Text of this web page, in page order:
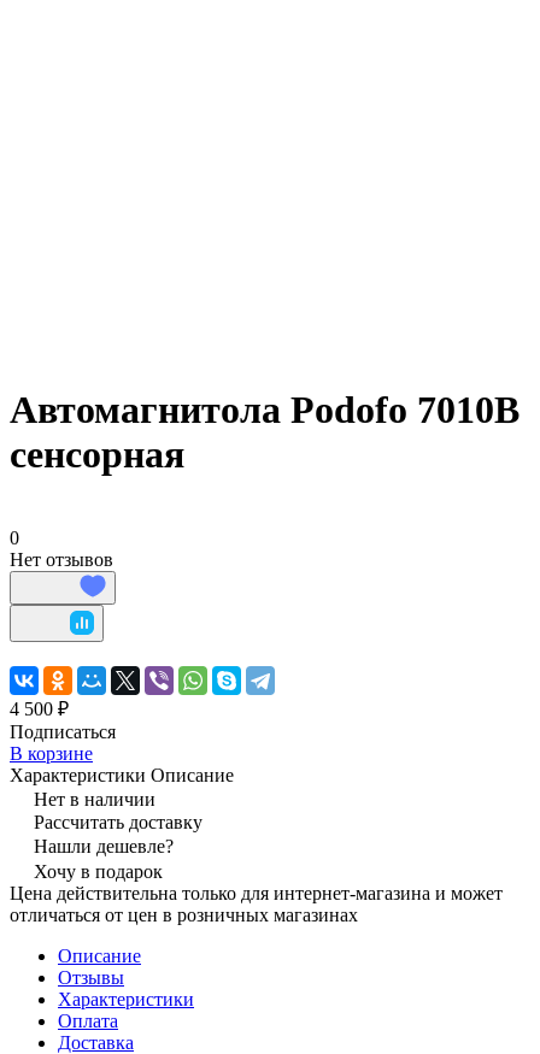
Автомагнитола Podofo 7010B
сенсорная
0
Нет отзывов
4 500 ₽
Подписаться
В корзине
Характеристики Описание
Нет в наличии
Рассчитать доставку
Нашли дешевле?
Хочу в подарок
Цена действительна только для интернет-магазина и может
отличаться от цен в розничных магазинах
Описание
Отзывы
Характеристики
Оплата
Доставка